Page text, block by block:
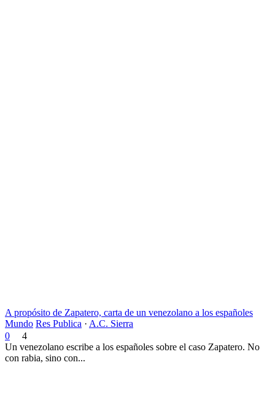
A propósito de Zapatero, carta de un venezolano a los españoles
Mundo Res Publica · A.C. Sierra
0
4
Un venezolano escribe a los españoles sobre el caso Zapatero. No
con rabia, sino con...